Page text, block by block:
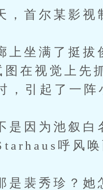
尔某影视制
满了挺拔俊
图在视觉上先
，引起了一阵
为池叙白名
呼风唤
秀珍？她怎